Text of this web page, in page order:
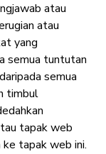
atau
atau
yang
semua tuntutan
semua
timbul
tapak web
tapak web ini.